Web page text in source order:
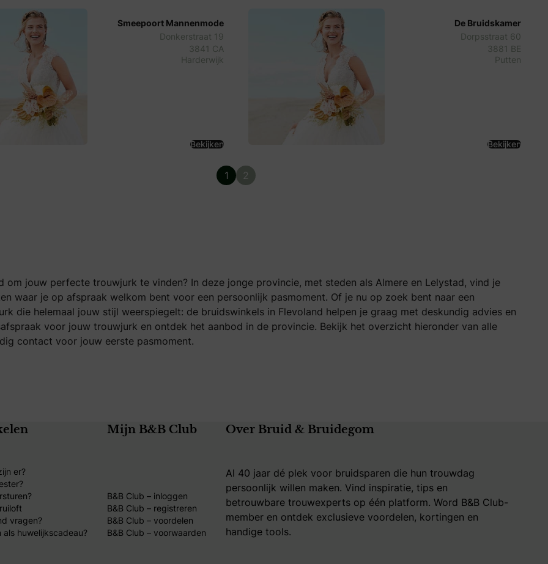
Smeepoort Mannenmode
Donkerstraat 19
3841 CA
Harderwijk
Bekijken
De Bruidskamer
Dorpsstraat 60
3881 BE
Putten
Bekijken
1 2
om jouw perfecte trouwjurk te vinden? In deze jonge provincie, met steden als Almere en Lelystad, vind je
waar je op afspraak welkom bent voor een persoonlijk pasmoment. Of je nu op zoek bent naar een
die helemaal jouw stijl weerspiegelt: de bruidswinkels in Flevoland helpen je graag met deskundig advies en
voor jouw trouwjurk en ontdek het aanbod in de provincie. Bekijk het overzicht hieronder van alle
contact voor jouw eerste pasmoment.
er?
vragen?
huwelijkscadeau?
Mijn B&B Club
B&B Club – inloggen
B&B Club – registreren
B&B Club – voordelen
B&B Club – voorwaarden
Over Bruid & Bruidegom
Al 40 jaar dé plek voor bruidsparen die hun trouwdag
persoonlijk willen maken. Vind inspiratie, tips en
betrouwbare trouwexperts op één platform. Word B&B Club-
member en ontdek exclusieve voordelen, kortingen en
handige tools.